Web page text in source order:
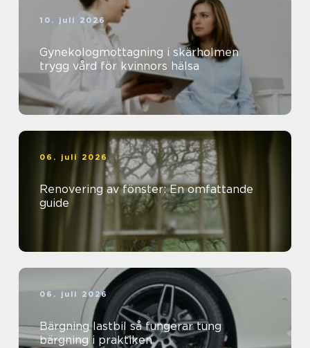
10. juli 2026
Gynekologmottagning i skärholmen
trygg vård för kvinnors hälsa
06. juli 2026
Renovering av fönster: En omfattande
guide
06. juli 2026
Bärgning lastbil så fungerar tung
bärgning i praktiken